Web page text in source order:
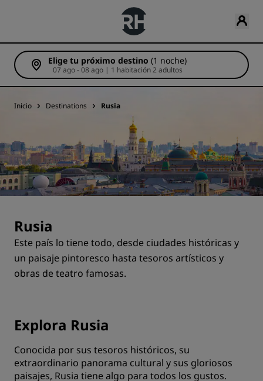
Elige tu próximo destino (1 noche)
07 ago - 08 ago | 1 habitación 2 adultos
Inicio Destinations Rusia
Rusia
Este país lo tiene todo, desde ciudades históricas y
un paisaje pintoresco hasta tesoros artísticos y
obras de teatro famosas.
Explora Rusia
Conocida por sus tesoros históricos, su
extraordinario panorama cultural y sus gloriosos
paisajes, Rusia tiene algo para todos los gustos.